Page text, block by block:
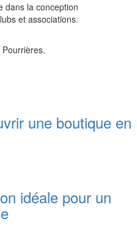
dans la conception
et associations.
une boutique en
idéale pour un